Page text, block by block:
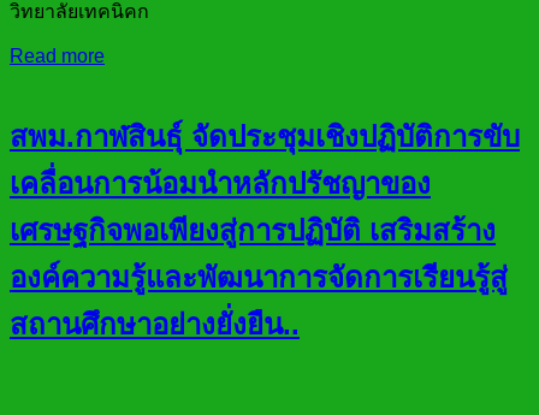
วิทยาลัยเทคนิคก
Read more
สพม.กาฬสินธุ์ จัดประชุมเชิงปฏิบัติการขับ
เคลื่อนการน้อมนำหลักปรัชญาของ
เศรษฐกิจพอเพียงสู่การปฏิบัติ เสริมสร้าง
องค์ความรู้และพัฒนาการจัดการเรียนรู้สู่
สถานศึกษาอย่างยั่งยืน..